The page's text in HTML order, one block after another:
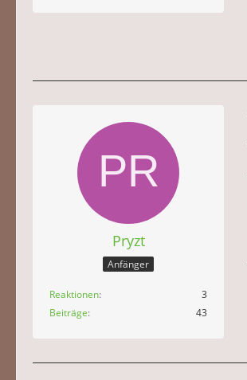
Pryzt
Anfänger
Reaktionen
3
Beiträge
43